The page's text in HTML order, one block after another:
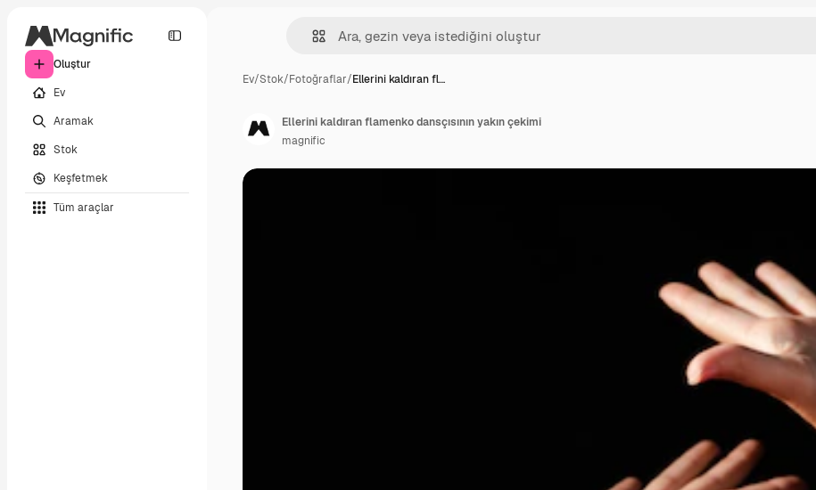
Oluştur
Ev
Aramak
Stok
Keşfetmek
Tüm araçlar
Ev/Stok/Fotoğraflar/Ellerini kaldıran fl…
Ellerini kaldıran flamenko dansçısının yakın çekimi
magnific